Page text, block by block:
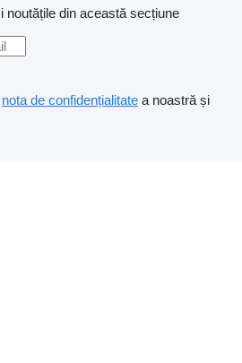
noutățile din această secțiune
nota de confidențialitate a noastră și